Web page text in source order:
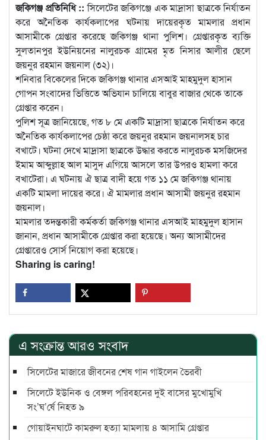
জকিগঞ্জ প্রতিনিধি :: সিলেটের জকিগঞ্জে এক মাদ্রাসা ছাত্রকে নির্যাতন
করে অনৈতিক কার্যকলাপের ঘটনায় দায়েরকৃত মামলার প্রধান
আসামীকে গ্রেপ্তার করেছে জকিগঞ্জ থানা পুলিশ। গ্রেপ্তারকৃত ব্যক্তি
সুলতানপুর ইউনিয়নের নালুরচক গ্রামের মৃত নিসার আলীর ছেলে
জয়নুর রহমান জয়নাল (৩২)।
শনিবার বিকেলের দিকে জকিগঞ্জ থানার এসআই মাহমুদুল হাসান
গোপন সংবাদের ভিত্তিতে অভিযান চালিয়ে বাবুর বাজার থেকে তাকে
গ্রেপ্তার করেন।
পুলিশ সূত্র জানিয়েছে, গত ৮ মে একটি মাদ্রাসা ছাত্রকে নির্যাতন করে
অনৈতিক কার্যকলাপের চেষ্ঠা করে জয়নুর রহমান জয়নালসহ চার
বখাটে। ঘটনা দেখে মাদ্রাসা ছাত্রকে উদ্ধার করতে নালুরচক মসজিদের
ইমাম আব্দুল্লাহ আল মাসুদ এগিয়ে আসলে তার উপরও হামলা করে
বখাটেরা। এ ঘটনায় ঐ ছাত্র বাদী হয়ে গত ১১ মে জকিগঞ্জ থানায়
একটি মামলা দায়ের করে। ঐ মামলার প্রধান আসামী জয়নুর রহমান
জয়নাল।
মামলার তদন্তকারী কর্মকর্তা জকিগঞ্জ থানার এসআই মাহমুদুল হাসান
জানান, প্রধান আসামীকে গ্রেপ্তার করা হয়েছে। অন্য আসামীদের
গ্রেপ্তারেও সোর্স নিয়োগ করা হয়েছে।
Sharing is caring!
এ সংক্রান্ত আরও সংবাদ
সিলেটের মাজারে জীবনের শেষ গান গাইলেন ভৈরবী
সিলেটে ইউনিক ও বেঙ্গল পরিবহনের দুই বাসের মুখোমুখি
সং’ঘ’র্ষে নিহত ৯
গোয়াইনঘাটে কামরুল হত্যা মামলায় ৪ আসামি গ্রেপ্তার